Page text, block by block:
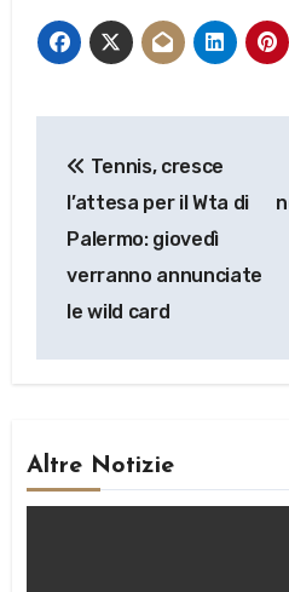
articoli
Tennis, cresce
l’attesa per il Wta di
Palermo: giovedì
verranno annunciate
le wild card
Altre Notizie